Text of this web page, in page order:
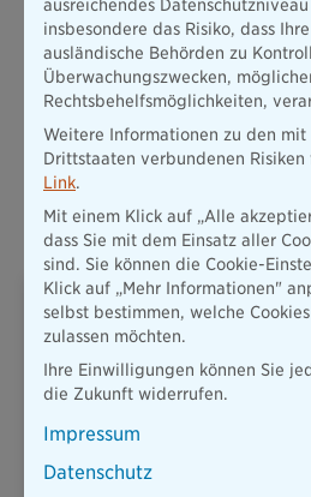
Alle
Absicherung ist dann viel zu
Lebensstandard zu halten.
Oft abgeschlossene
FÜR IHRE
ausreichendes
insbesondere das Risiko, dass
ausländische Behörden zu
Überwachungszwecken,
Rechtsbehelfsmöglichkeiten,
Weitere Informationen zu den mit
Drittstaaten verbundenen
Link.
Mit einem Klick auf „Alle
dass Sie mit dem Einsatz aller
sind. Sie können die Cookie-
Klick auf „Mehr Informationen"
selbst bestimmen, welche
zulassen möchten.
Ihre Einwilligungen können Sie
die Zukunft widerrufen.
Impressum
Datenschutz